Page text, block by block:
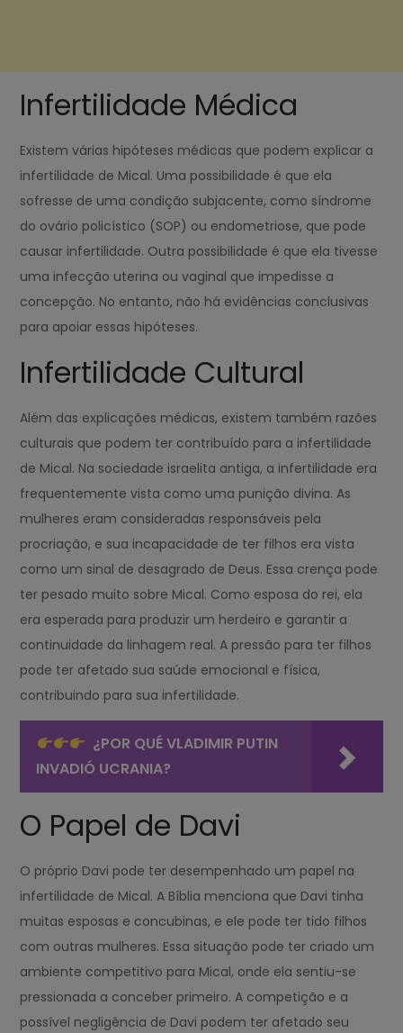
Infertilidade Médica
Existem várias hipóteses médicas que podem explicar a
infertilidade de Mical. Uma possibilidade é que ela
sofresse de uma condição subjacente, como síndrome
do ovário policístico (SOP) ou endometriose, que pode
causar infertilidade. Outra possibilidade é que ela tivesse
uma infecção uterina ou vaginal que impedisse a
concepção. No entanto, não há evidências conclusivas
para apoiar essas hipóteses.
Infertilidade Cultural
Além das explicações médicas, existem também razões
culturais que podem ter contribuído para a infertilidade
de Mical. Na sociedade israelita antiga, a infertilidade era
frequentemente vista como uma punição divina. As
mulheres eram consideradas responsáveis pela
procriação, e sua incapacidade de ter filhos era vista
como um sinal de desagrado de Deus. Essa crença pode
ter pesado muito sobre Mical. Como esposa do rei, ela
era esperada para produzir um herdeiro e garantir a
continuidade da linhagem real. A pressão para ter filhos
pode ter afetado sua saúde emocional e física,
contribuindo para sua infertilidade.
¿POR QUÉ VLADIMIR PUTIN
INVADIÓ UCRANIA?
O Papel de Davi
O próprio Davi pode ter desempenhado um papel na
infertilidade de Mical. A Bíblia menciona que Davi tinha
muitas esposas e concubinas, e ele pode ter tido filhos
com outras mulheres. Essa situação pode ter criado um
ambiente competitivo para Mical, onde ela sentiu-se
pressionada a conceber primeiro. A competição e a
possível negligência de Davi podem ter afetado seu